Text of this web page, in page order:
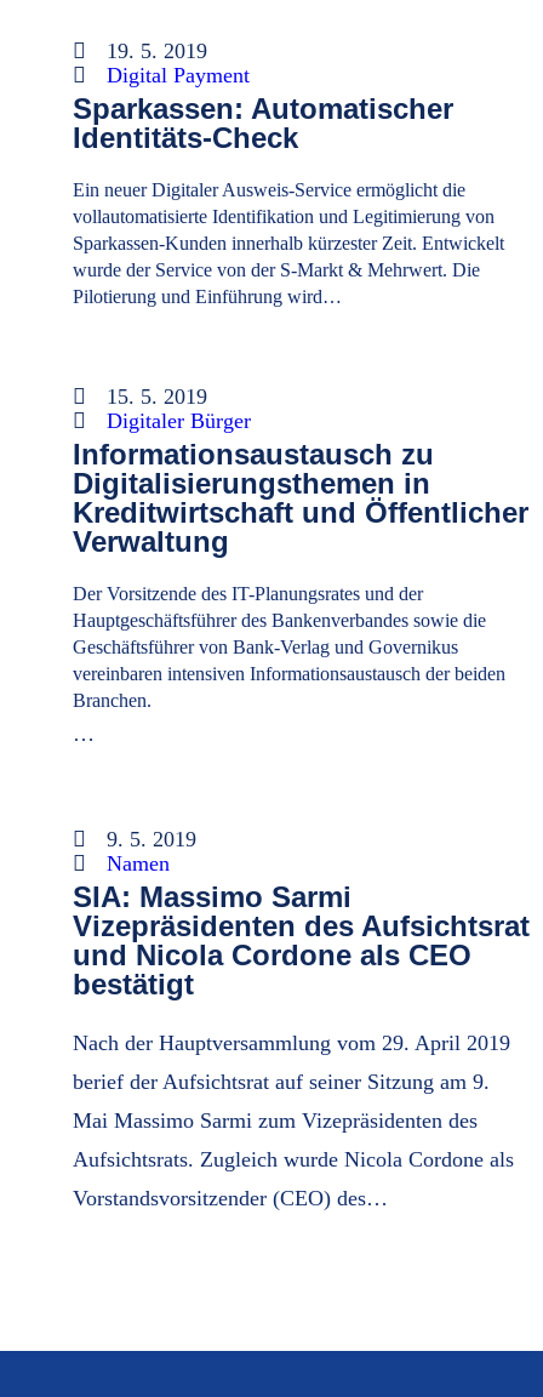
19. 5. 2019
Digital Payment
Sparkassen: Automatischer
Identitäts-Check
Ein neuer Digitaler Ausweis-Service ermöglicht die
vollautomatisierte Identifikation und Legitimierung von
Sparkassen-Kunden innerhalb kürzester Zeit. Entwickelt
wurde der Service von der S-Markt & Mehrwert. Die
Pilotierung und Einführung wird…
15. 5. 2019
Digitaler Bürger
Informationsaustausch zu
Digitalisierungsthemen in
Kreditwirtschaft und Öffentlicher
Verwaltung
Der Vorsitzende des IT-Planungsrates und der
Hauptgeschäftsführer des Bankenverbandes sowie die
Geschäftsführer von Bank-Verlag und Governikus
vereinbaren intensiven Informationsaustausch der beiden
Branchen.
…
9. 5. 2019
Namen
SIA: Massimo Sarmi
Vizepräsidenten des Aufsichtsrat
und Nicola Cordone als CEO
bestätigt
Nach der Hauptversammlung vom 29. April 2019
berief der Aufsichtsrat auf seiner Sitzung am 9.
Mai Massimo Sarmi zum Vizepräsidenten des
Aufsichtsrats. Zugleich wurde Nicola Cordone als
Vorstandsvorsitzender (CEO) des…